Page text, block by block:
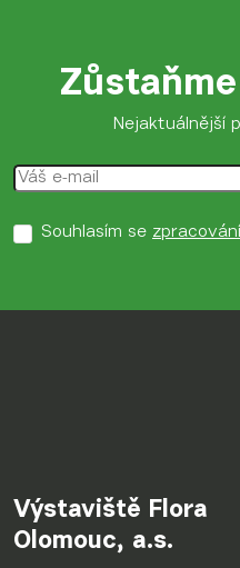
Nejaktuálnější
Souhlasím se
Výstaviště Flora
Olomouc, a.s.